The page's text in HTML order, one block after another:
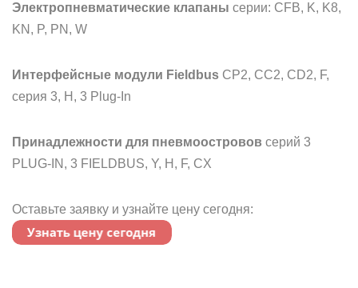
Электропневматические клапаны серии: CFB, K, K8,
KN, P, PN, W
Интерфейсные модули Fieldbus CP2, CC2, CD2, F,
серия 3, H, 3 Plug-In
Принадлежности для пневмоостровов серий 3
PLUG-IN, 3 FIELDBUS, Y, H, F, CX
Оставьте заявку и узнайте цену сегодня: